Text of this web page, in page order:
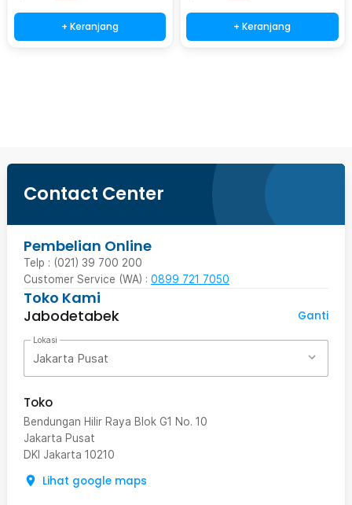
+ Keranjang + Keranjang
Contact Center
Pembelian Online
Telp : (021) 39 700 200
Customer Service (WA) : 0899 721 7050
Toko Kami
Jabodetabek
Ganti
Lokasi
Jakarta Pusat
Toko
Bendungan Hilir Raya Blok G1 No. 10
Jakarta Pusat
DKI Jakarta 10210
Lihat google maps